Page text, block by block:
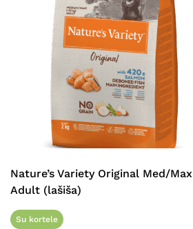
Nature’s Variety Original Med/Max
Adult (lašiša)
Su kortele